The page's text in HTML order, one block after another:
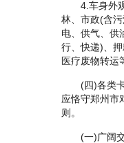
4.车身外观
林、市政(含
电、供气、供
行、快递)、押
医疗废物转运
(四)各类卡
应恪守郑州市
则。
(一)广阔交